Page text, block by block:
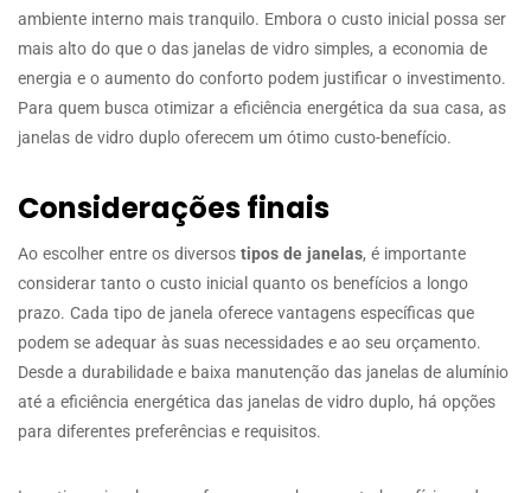
ambiente interno mais tranquilo. Embora o custo inicial possa ser
mais alto do que o das janelas de vidro simples, a economia de
energia e o aumento do conforto podem justificar o investimento.
Para quem busca otimizar a eficiência energética da sua casa, as
janelas de vidro duplo oferecem um ótimo custo-benefício.
Considerações finais
Ao escolher entre os diversos tipos de janelas, é importante
considerar tanto o custo inicial quanto os benefícios a longo
prazo. Cada tipo de janela oferece vantagens específicas que
podem se adequar às suas necessidades e ao seu orçamento.
Desde a durabilidade e baixa manutenção das janelas de alumínio
até a eficiência energética das janelas de vidro duplo, há opções
para diferentes preferências e requisitos.